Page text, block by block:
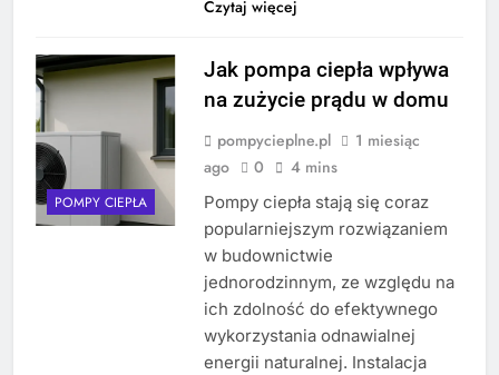
Czytaj więcej
POMPY CIEPŁA
Jak pompa ciepła wpływa
na zużycie prądu w domu
pompycieplne.pl
1 miesiąc
ago
0 4 mins
Pompy ciepła stają się coraz
popularniejszym rozwiązaniem
w budownictwie
jednorodzinnym, ze względu na
ich zdolność do efektywnego
wykorzystania odnawialnej
energii naturalnej. Instalacja